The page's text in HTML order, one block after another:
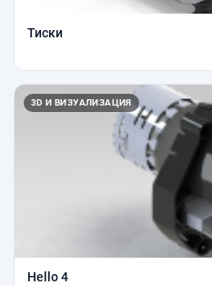
Тиски
3D И ВИЗУАЛИЗАЦИЯ
Hello 4